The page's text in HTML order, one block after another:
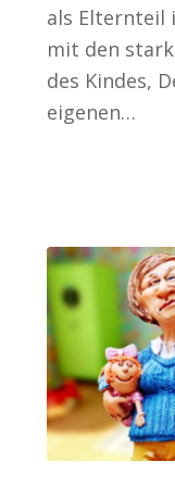
als Elternteil
mit den
des Kindes,
eigenen…